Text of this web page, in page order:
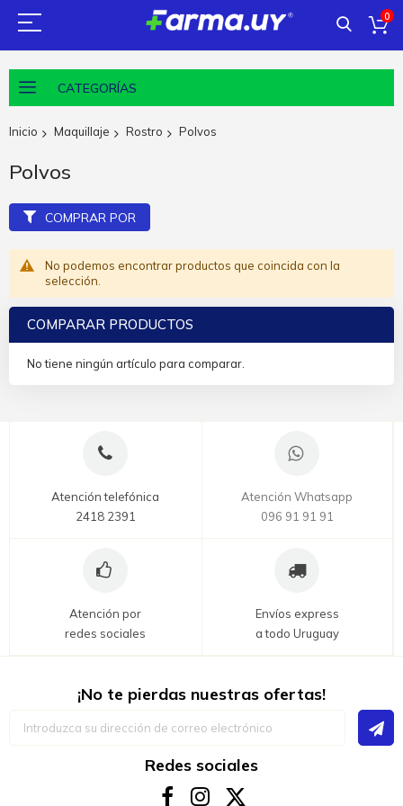
0
CATEGORÍAS
Inicio Maquillaje Rostro Polvos
Polvos
No podemos encontrar productos que coincida con la
selección.
COMPRAR POR
COMPARAR PRODUCTOS
No tiene ningún artículo para comparar.
Atención telefónica
2418 2391
Atención Whatsapp
096 91 91 91
Atención por
redes sociales
Envíos express
a todo Uruguay
¡No te pierdas nuestras ofertas!
Redes sociales